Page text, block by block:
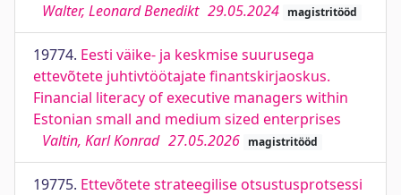
Walter, Leonard Benedikt 29.05.2024 magistritööd
19774. Eesti väike- ja keskmise suurusega
ettevõtete juhtivtöötajate finantskirjaoskus.
Financial literacy of executive managers within
Estonian small and medium sized enterprises
Valtin, Karl Konrad 27.05.2026 magistritööd
19775. Ettevõtete strateegilise otsustusprotsessi